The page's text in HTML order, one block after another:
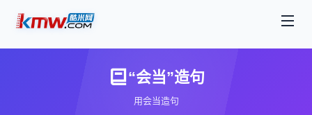
“会当”造句
用会当造句